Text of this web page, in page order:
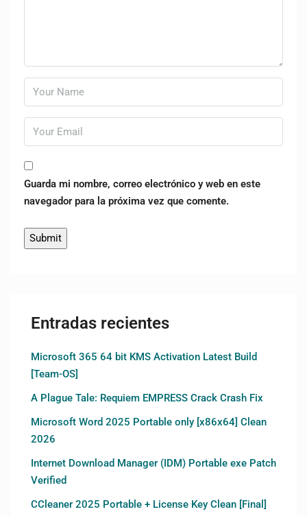
Guarda mi nombre, correo electrónico y web en este
navegador para la próxima vez que comente.
Entradas recientes
Microsoft 365 64 bit KMS Activation Latest Build
[Team-OS]
A Plague Tale: Requiem EMPRESS Crack Crash Fix
Microsoft Word 2025 Portable only [x86x64] Clean
2026
Internet Download Manager (IDM) Portable exe Patch
Verified
CCleaner 2025 Portable + License Key Clean [Final]